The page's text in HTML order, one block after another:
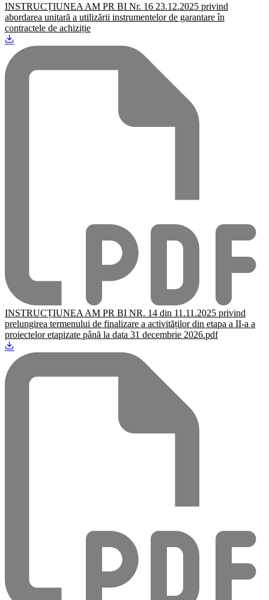
INSTRUCȚIUNEA AM PR BI Nr. 16 23.12.2025 privind
abordarea unitară a utilizării instrumentelor de garantare în
contractele de achiziție
INSTRUCȚIUNEA AM PR BI NR. 14 din 11.11.2025 privind
prelungirea termenului de finalizare a activităților din etapa a II-a a
proiectelor etapizate până la data 31 decembrie 2026.pdf